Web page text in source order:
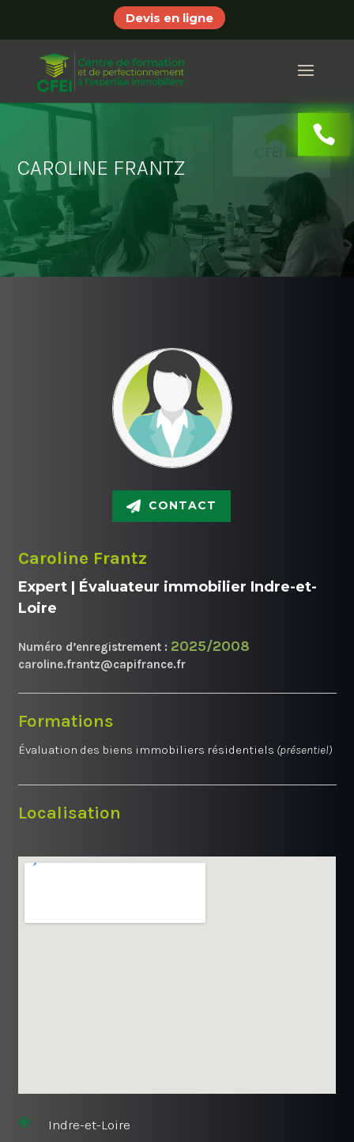
Devis en ligne
CAROLINE FRANTZ
CONTACT
Caroline Frantz
Expert | Évaluateur immobilier Indre-et-
Loire
Numéro d’enregistrement : 2025/2008
caroline.frantz@capifrance.fr
Formations
Évaluation des biens immobiliers résidentiels (présentiel)
Localisation
Indre-et-Loire